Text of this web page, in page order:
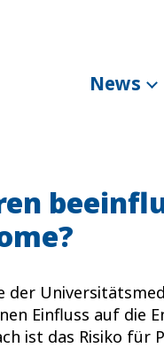
News
der
Einfluss auf die
ist das Risiko für